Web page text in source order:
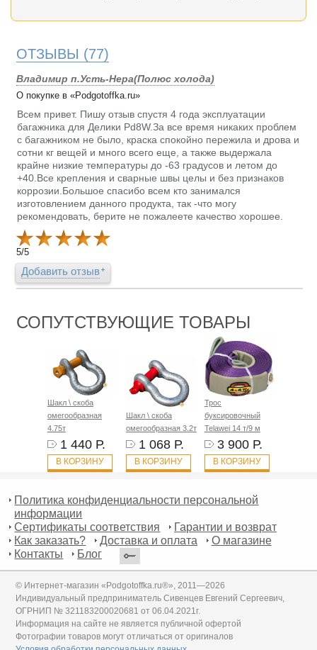
ОТЗЫВЫ (77)
Владимир п.Усть-Нера(Полюс холода)
О покупке в «Podgotoffka.ru»
Всем привет. Пишу отзыв спустя 4 года эксплуатации
багажника для Делики Pd8W.За все время никаких проблем
с багажником не было, краска спокойно пережила и дрова и
сотни кг вещей и много всего еще, а также выдержала
крайне низкие температуры до -63 градусов и летом до
+40.Все крепления и сварные швы целы и без признаков
коррозии.Большое спасибо всем кто занимался
изготовлением данного продукта, так -что могу
рекомендовать, берите не пожалеете качество хорошее.
5/5
Добавить отзыв
СОПУТСТВУЮЩИЕ ТОВАРЫ
Шакл \ скоба
омегообразная
4.75т
1 440 Р.
В КОРЗИНУ
Шакл \ скоба
омегообразная 3.2т
1 068 Р.
В КОРЗИНУ
Трос
буксировочный
Telawei 14 т/9 м
3 900 Р.
В КОРЗИНУ
Политика конфиденциальности персональной
информации
Сертификаты соответствия
Гарантии и возврат
Как заказать?
Доставка и оплата
О магазине
Контакты
Блог
© Интернет-магазин «Podgotoffka.ru®», 2011—2026
Индивидуальный предприниматель Сивенцев Евгений Сергеевич,
ОГРНИП № 321183200020681 от 06.04.2021г.
Информация на сайте не является публичной офертой
Фотографии товаров могут отличаться от оригиналов